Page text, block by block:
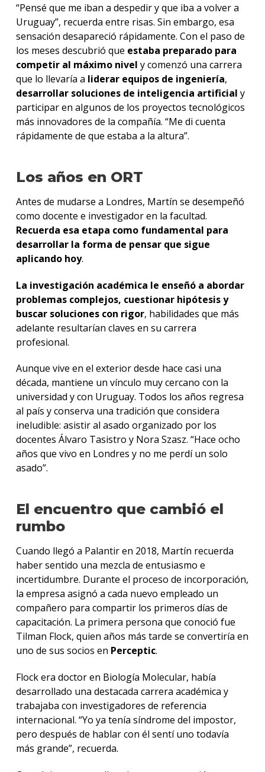
“Pensé que me iban a despedir y que iba a volver a
Uruguay”, recuerda entre risas. Sin embargo, esa
sensación desapareció rápidamente. Con el paso de
los meses descubrió que estaba preparado para
competir al máximo nivel y comenzó una carrera
que lo llevaría a liderar equipos de ingeniería,
desarrollar soluciones de inteligencia artificial y
participar en algunos de los proyectos tecnológicos
más innovadores de la compañía. “Me di cuenta
rápidamente de que estaba a la altura”.
Los años en ORT
Antes de mudarse a Londres, Martín se desempeñó
como docente e investigador en la facultad.
Recuerda esa etapa como fundamental para
desarrollar la forma de pensar que sigue
aplicando hoy.
La investigación académica le enseñó a abordar
problemas complejos, cuestionar hipótesis y
buscar soluciones con rigor, habilidades que más
adelante resultarían claves en su carrera
profesional.
Aunque vive en el exterior desde hace casi una
década, mantiene un vínculo muy cercano con la
universidad y con Uruguay. Todos los años regresa
al país y conserva una tradición que considera
ineludible: asistir al asado organizado por los
docentes Álvaro Tasistro y Nora Szasz. “Hace ocho
años que vivo en Londres y no me perdí un solo
asado”.
El encuentro que cambió el
rumbo
Cuando llegó a Palantir en 2018, Martín recuerda
haber sentido una mezcla de entusiasmo e
incertidumbre. Durante el proceso de incorporación,
la empresa asignó a cada nuevo empleado un
compañero para compartir los primeros días de
capacitación. La primera persona que conoció fue
Tilman Flock, quien años más tarde se convertiría en
uno de sus socios en Perceptic.
Flock era doctor en Biología Molecular, había
desarrollado una destacada carrera académica y
trabajaba con investigadores de referencia
internacional. “Yo ya tenía síndrome del impostor,
pero después de hablar con él sentí uno todavía
más grande”, recuerda.